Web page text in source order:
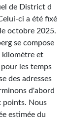
de District d
ci a été fixé
octobre 2025.
se compose
kilomètre et
les temps
des adresses
d'abord
points. Nous
estimée du